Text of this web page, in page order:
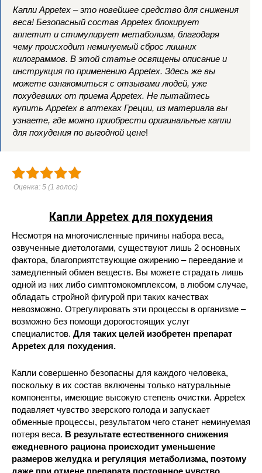
Капли Appetex – это новейшее средство для снижения
веса! Безопасный состав Appetex блокирует
аппетит и стимулирует метаболизм, благодаря
чему происходит неминуемый сброс лишних
килограммов. В этой статье освящены описание и
инструкция по применению Appetex. Здесь же вы
можете ознакомиться с отзывами людей, уже
похудевших от приема Appetex. Не пытайтесь
купить Appetex в аптеках Греции, из материала вы
узнаете, где можно приобрести оригинальные капли
для похудения по выгодной цене!
Оценка: 5 (1 голос)
Капли Appetex для похудения
Несмотря на многочисленные причины набора веса,
озвученные диетологами, существуют лишь 2 основных
фактора, благоприятствующие ожирению – переедание и
замедленный обмен веществ. Вы можете страдать лишь
одной из них либо симптомокомплексом, в любом случае,
обладать стройной фигурой при таких качествах
невозможно. Отрегулировать эти процессы в организме –
возможно без помощи дорогостоящих услуг
специалистов. Для таких целей изобретен препарат
Appetex для похудения.
Капли совершенно безопасны для каждого человека,
поскольку в их состав включены только натуральные
компоненты, имеющие высокую степень очистки. Appetex
подавляет чувство зверского голода и запускает
обменные процессы, результатом чего станет неминуемая
потеря веса. В результате естественного снижения
ежедневного рациона происходит уменьшение
размеров желудка и регуляция метаболизма, поэтому
даже при отмене препарата постоянное чувство